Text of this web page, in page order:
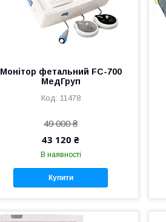
Монітор фетальний FC-700
МедГруп
11478
49 000 ₴
43 120 ₴
В наявності
Купити